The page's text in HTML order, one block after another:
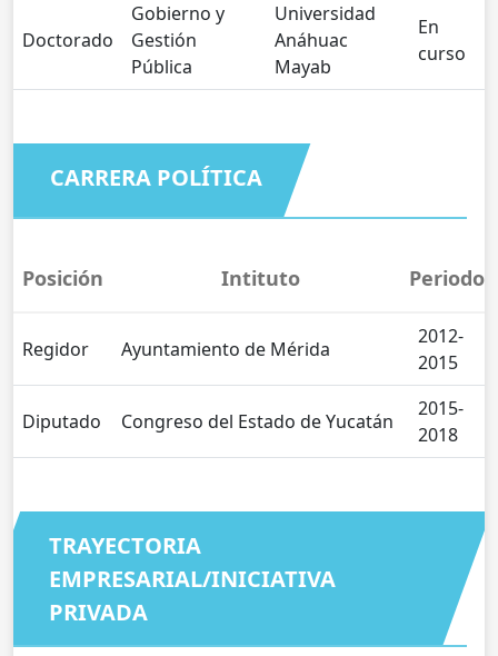
Doctorado
Gobierno y
Gestión
Pública
Universidad
Anáhuac
Mayab
En
curso
CARRERA POLÍTICA
Posición Intituto Periodo
Regidor Ayuntamiento de Mérida
2012-
2015
Diputado Congreso del Estado de Yucatán
2015-
2018
TRAYECTORIA
EMPRESARIAL/INICIATIVA
PRIVADA